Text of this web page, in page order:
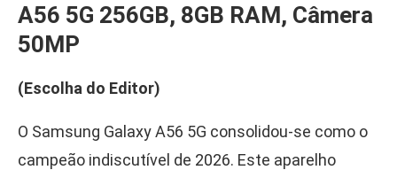
A56 5G 256GB, 8GB RAM, Câmera
50MP
(Escolha do Editor)
O Samsung Galaxy A56 5G consolidou-se como o
campeão indiscutível de 2026. Este aparelho